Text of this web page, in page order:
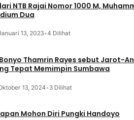
NTB Rajai Nomor 1000 M,
Dua
13, 2023•4 Dilihat
Thamrin Rayes sebut Jarot-Ansori Figur
Tepat Memimpin Sumbawa
13, 2024• 3 Dilihat
Mohon Diri Pungki Handoyo